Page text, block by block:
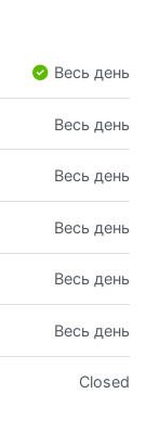
Весь день
Весь день
Весь день
Весь день
Весь день
Весь день
Closed